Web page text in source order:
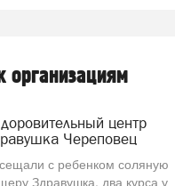
центр
Череповец
с ребенком соляную
Здравушка, два курса у